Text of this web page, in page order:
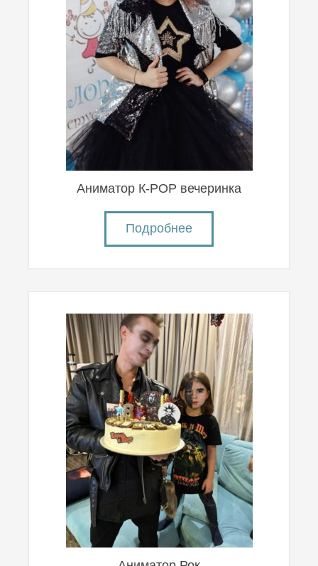
Аниматор К-POP вечеринка
Подробнее